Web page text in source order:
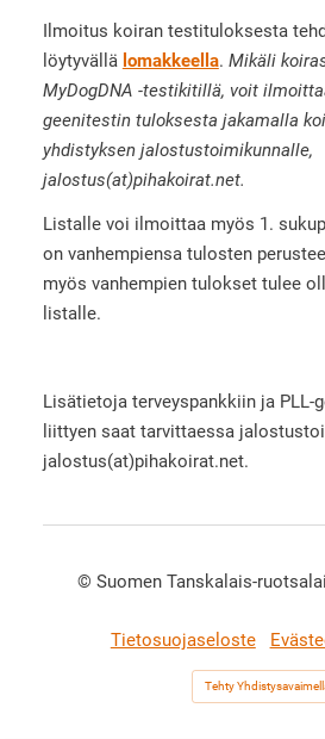
Ilmoitus koiran testituloksesta
löytyvällä lomakkeella. Mikäli
MyDogDNA -testikitillä, voit
geenitestin tuloksesta jakamalla
yhdistyksen jalostustoimikunnalle,
jalostus(at)pihakoirat.net.
Listalle voi ilmoittaa myös 1.
on vanhempiensa tulosten
myös vanhempien tulokset tulee
listalle.
Lisätietoja terveyspankkiin ja PLL-
liittyen saat tarvittaessa
jalostus(at)pihakoirat.net.
© Suomen Tanskalais-
Tietosuojaseloste
Tehty